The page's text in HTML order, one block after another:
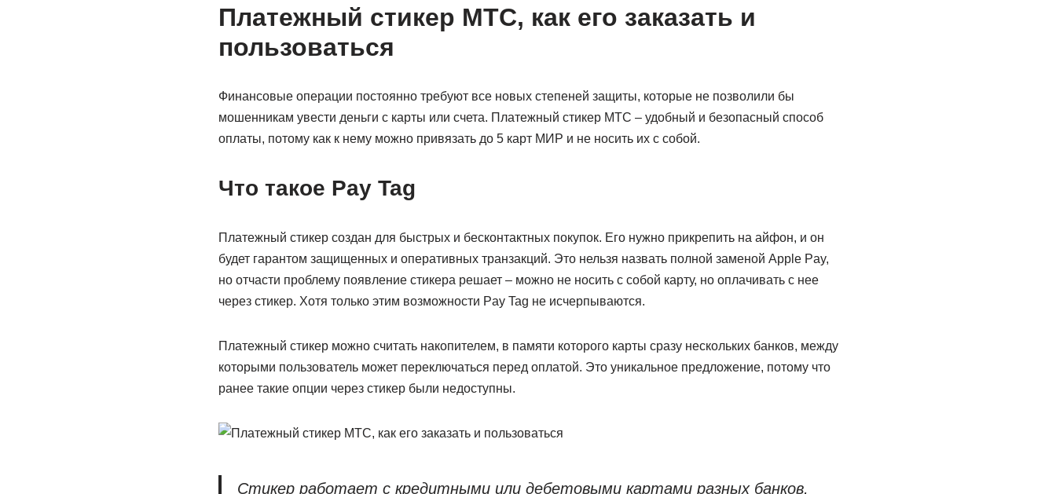
Платежный стикер МТС, как его заказать и
пользоваться
Финансовые операции постоянно требуют все новых степеней защиты, которые не позволили бы
мошенникам увести деньги с карты или счета. Платежный стикер МТС – удобный и безопасный способ
оплаты, потому как к нему можно привязать до 5 карт МИР и не носить их с собой.
Что такое Pay Tag
Платежный стикер создан для быстрых и бесконтактных покупок. Его нужно прикрепить на айфон, и он
будет гарантом защищенных и оперативных транзакций. Это нельзя назвать полной заменой Apple Pay,
но отчасти проблему появление стикера решает – можно не носить с собой карту, но оплачивать с нее
через стикер. Хотя только этим возможности Pay Tag не исчерпываются.
Платежный стикер можно считать накопителем, в памяти которого карты сразу нескольких банков, между
которыми пользователь может переключаться перед оплатой. Это уникальное предложение, потому что
ранее такие опции через стикер были недоступны.
Стикер работает с кредитными или дебетовыми картами разных банков,